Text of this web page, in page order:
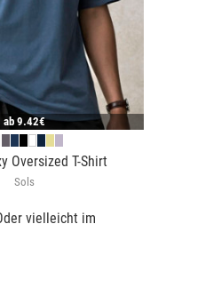
ab 9.42€
Oversized T-Shirt
Sols
vielleicht im